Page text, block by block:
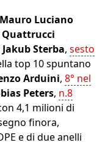
Mauro Luciano
Quattrucci
Jakub Sterba, sesto
top 10 spuntano
Arduini, 8° nel
Peters, n.8
4,1 milioni di
finora,
e di due anelli